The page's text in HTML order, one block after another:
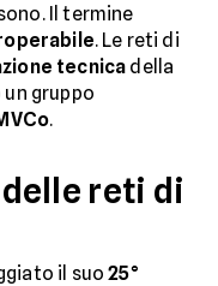
Il termine
. Le reti di
tecnica della
gruppo
.
delle reti di
il suo25°